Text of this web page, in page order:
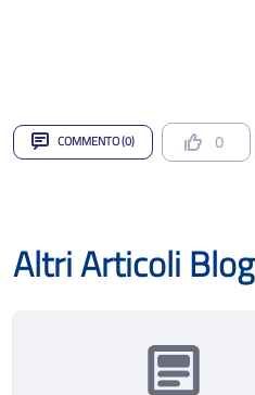
COMMENTO (0) 0
Altri Articoli Blog